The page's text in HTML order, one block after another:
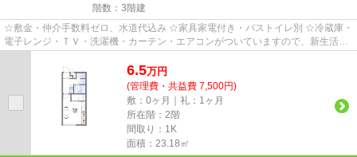
階数：3階建
☆敷金・仲介手数料ゼロ、水道代込み ☆家具家電付き・バストイレ別 ☆冷蔵庫・
電子レンジ・ＴＶ・洗濯機・カーテン・エアコンがついていますので、新生活が
6.5万円
(管理費・共益費 7,500円)
敷：0ヶ月｜礼：1ヶ月
所在階：2階
間取り：1K
面積：23.18㎡